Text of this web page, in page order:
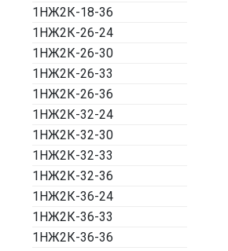
1НЖ2К-18-36
1НЖ2К-26-24
1НЖ2К-26-30
1НЖ2К-26-33
1НЖ2К-26-36
1НЖ2К-32-24
1НЖ2К-32-30
1НЖ2К-32-33
1НЖ2К-32-36
1НЖ2К-36-24
1НЖ2К-36-33
1НЖ2К-36-36